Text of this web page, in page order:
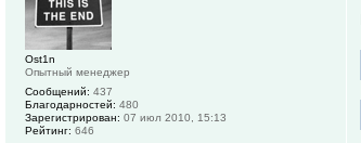
Ost1n
Опытный менеджер
Сообщений: 437
Благодарностей: 480
Зарегистрирован: 07 июл 2010, 15:13
Рейтинг: 646